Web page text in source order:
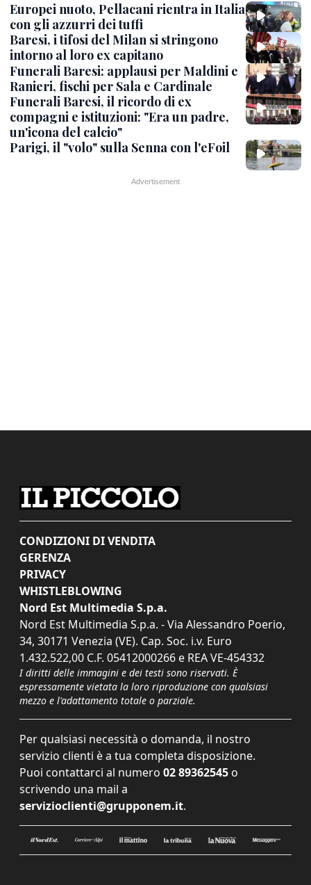
Europei nuoto, Pellacani rientra in Italia
con gli azzurri dei tuffi
Baresi, i tifosi del Milan si stringono
intorno al loro ex capitano
Funerali Baresi: applausi per Maldini e
Ranieri, fischi per Sala e Cardinale
Funerali Baresi, il ricordo di ex
compagni e istituzioni: "Era un padre,
un'icona del calcio"
Parigi, il "volo" sulla Senna con l'eFoil
CONDIZIONI DI VENDITA
GERENZA
PRIVACY
WHISTLEBLOWING
Nord Est Multimedia S.p.a.
Nord Est Multimedia S.p.a. - Via Alessandro Poerio,
34, 30171 Venezia (VE). Cap. Soc. i.v. Euro
1.432.522,00 C.F. 05412000266 e REA VE-454332
I diritti delle immagini e dei testi sono riservati. È
espressamente vietata la loro riproduzione con qualsiasi
mezzo e l'adattamento totale o parziale.
Per qualsiasi necessità o domanda, il nostro
servizio clienti è a tua completa disposizione.
Puoi contattarci al numero 02 89362545 o
scrivendo una mail a
servizioclienti@grupponem.it.